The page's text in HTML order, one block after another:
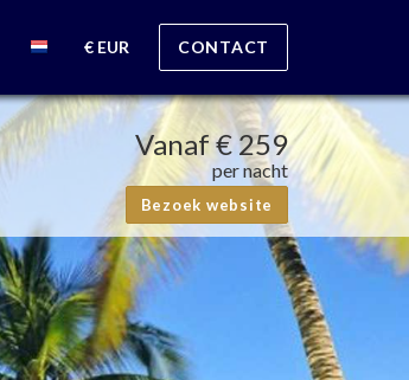
€ EUR CONTACT
Vanaf € 259
per nacht
Bezoek website